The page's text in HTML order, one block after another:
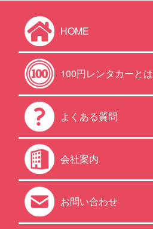
HOME
100円レンタカーとは
よくある質問
会社案内
お問い合わせ